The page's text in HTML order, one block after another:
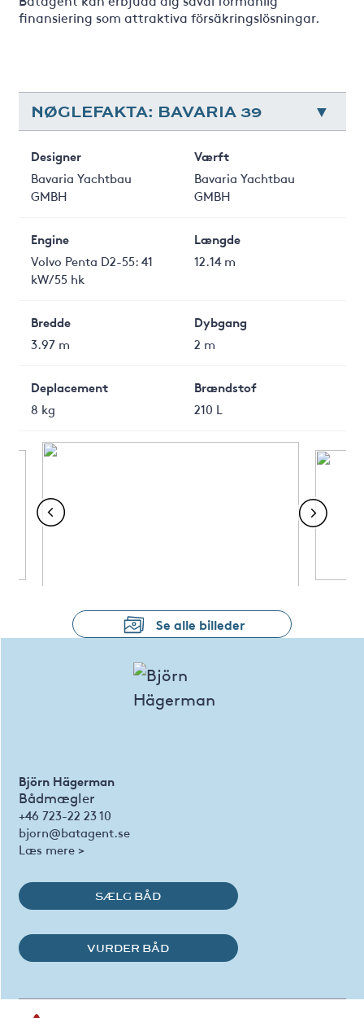
finansiering som attraktiva försäkringslösningar.
NØGLEFAKTA: BAVARIA 39
Designer
Bavaria Yachtbau
GMBH
Værft
Bavaria Yachtbau
GMBH
Engine
Volvo Penta D2-55: 41
kW/55 hk
Længde
12.14 m
Bredde
3.97 m
Dybgang
2 m
Deplacement
8 kg
Brændstof
210 L
Se alle billeder
Björn Hägerman
Bådmægler
+46 723-22 23 10
bjorn@batagent.se
Læs mere >
SÆLG BÅD
VURDER BÅD